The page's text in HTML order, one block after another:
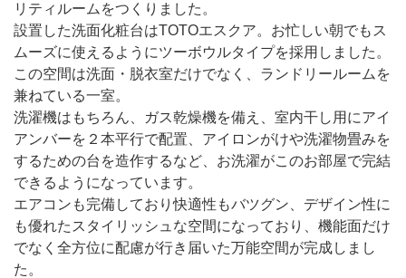
リティルームをつくりました。
設置した洗面化粧台はTOTOエスクア。お忙しい朝でもス
ムーズに使えるようにツーボウルタイプを採用しました。
この空間は洗面・脱衣室だけでなく、ランドリールームを
兼ねている一室。
洗濯機はもちろん、ガス乾燥機を備え、室内干し用にアイ
アンバーを２本平行で配置、アイロンがけや洗濯物畳みを
するための台を造作するなど、お洗濯がこのお部屋で完結
できるようになっています。
エアコンも完備しており快適性もバツグン、デザイン性に
も優れたスタイリッシュな空間になっており、機能面だけ
でなく全方位に配慮が行き届いた万能空間が完成しまし
た。